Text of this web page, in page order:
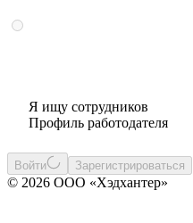
Я ищу сотрудников
Профиль работодателя
Войти Зарегистрироваться
© 2026 ООО «Хэдхантер»